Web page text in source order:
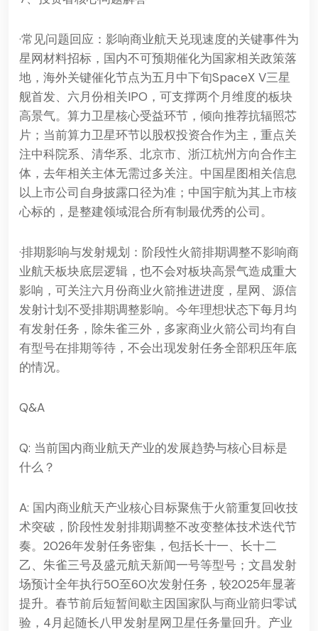
·常见问题回应：影响商业航天兑现速度的关键事件为
星网材料招标，国内不可预期催化为国家相关政策落
地，海外关键催化节点为五月中下旬SpaceX V三星
舰首发、六月份相关IPO，可支撑两个月维度的板块
高景气。算力卫星核心受益环节，倾向推荐抗辐照芯
片；当前算力卫星环节以股权投资合作为主，重点关
注中科院系、清华系、北京市、浙江杭州方向合作主
体，去年相关主体无需过多关注。中国星图相关信息
以上市公司自身披露口径为准；中国宇航为其上市核
心标的，是整建领域混合所有制最优秀的公司。
·排期影响与发射规划：阶段性火箭排期调整不影响商
业航天板块底层逻辑，也不会对板块高景气造成重大
影响，可关注六月份商业火箭推进进度，星网、源信
发射计划不受排期调整影响。今年理想状态下每月均
有发射任务，除朱雀三外，多家商业火箭公司均有自
有型号在排期等待，不会出现发射任务全部积压年底
的情况。
Q&A
Q: 当前国内商业航天产业的发展趋势与核心目标是
什么？
A: 国内商业航天产业核心目标聚焦于火箭重复回收技
术突破，阶段性发射排期调整不改变整体技术迭代节
奏。2026年发射任务密集，包括长十一、长十二
乙、朱雀三号及盛元航天新闻一号等型号；文昌发射
场预计全年执行50至60次发射任务，较2025年显著
提升。春节前后短暂间歇主因国家队与商业箭归零试
验，4月起随长八甲发射星网卫星任务量回升。产业